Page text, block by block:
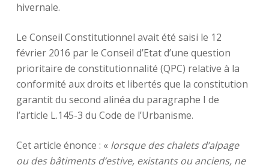
hivernale.
Le Conseil Constitutionnel avait été saisi le 12
février 2016 par le Conseil d’Etat d’une question
prioritaire de constitutionnalité (QPC) relative à la
conformité aux droits et libertés que la constitution
garantit du second alinéa du paragraphe I de
l’article L.145-3 du Code de l’Urbanisme.
Cet article énonce : « lorsque des chalets d’alpage
ou des bâtiments d’estive, existants ou anciens, ne